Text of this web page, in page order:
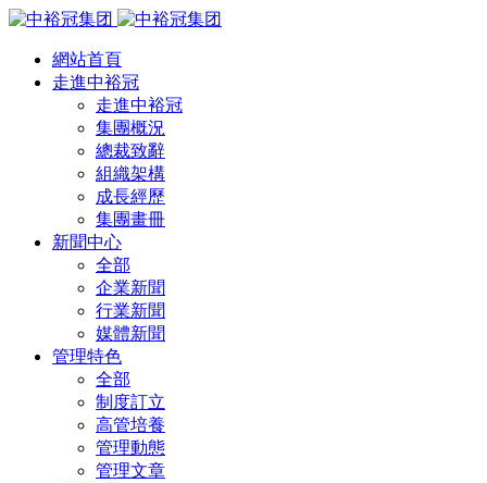
網站首頁
走進中裕冠
走進中裕冠
集團概況
總裁致辭
組織架構
成長經歷
集團畫冊
新聞中心
全部
企業新聞
行業新聞
媒體新聞
管理特色
全部
制度訂立
高管培養
管理動態
管理文章